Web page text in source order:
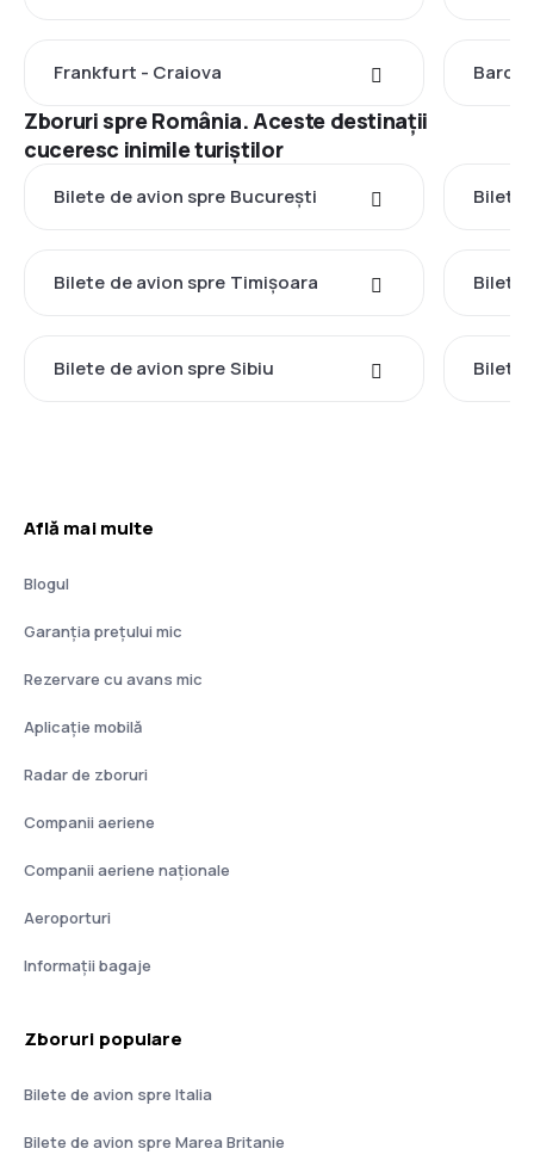
Frankfurt - Craiova
Zboruri spre România. Aceste destinații
cuceresc inimile turiștilor
Bilete de avion spre București Bilete
Bilete de avion spre Timișoara Bilete
Bilete de avion spre Sibiu Bilete
Află mai multe
Blogul
Garanția prețului mic
Rezervare cu avans mic
Aplicație mobilă
Radar de zboruri
Companii aeriene
Companii aeriene naţionale
Aeroporturi
Informații bagaje
Zboruri populare
Bilete de avion spre Italia
Bilete de avion spre Marea Britanie